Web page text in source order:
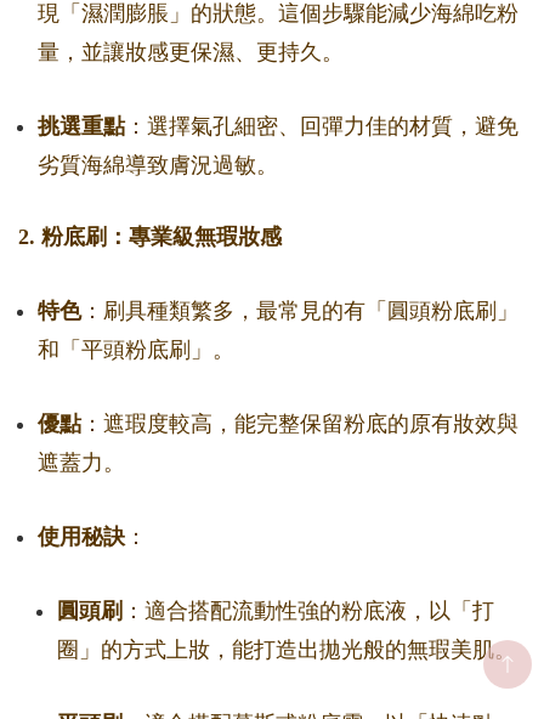
現「濕潤膨脹」的狀態。這個步驟能減少海綿吃粉
量，並讓妝感更保濕、更持久。
挑選重點：選擇氣孔細密、回彈力佳的材質，避免
劣質海綿導致膚況過敏。
2. 粉底刷：專業級無瑕妝感
特色：刷具種類繁多，最常見的有「圓頭粉底刷」
和「平頭粉底刷」。
優點：遮瑕度較高，能完整保留粉底的原有妝效與
遮蓋力。
使用秘訣 ：
圓頭刷 ：適合搭配流動性強的粉底液，以「打
圈」的方式上妝，能打造出拋光般的無瑕美肌。